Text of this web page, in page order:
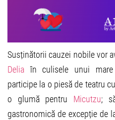
Susținătorii cauzei nobile vor
Delia în culisele unui
participe la o piesă de teatru cu
o glumă pentru Micutzu;
gastronomică de excepție de